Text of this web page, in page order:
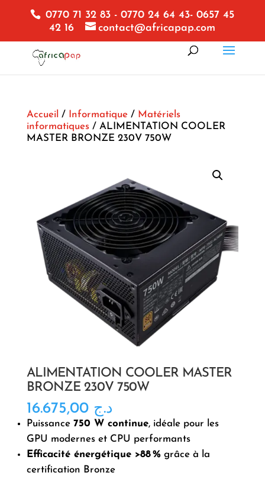
0770 71 32 83 - 0770 24 64 43- 0657 45
42 16
contact@africapap.com
Accueil / Informatique/ Matériels
informatiques/ ALIMENTATION COOLER
MASTER BRONZE 230V 750W
ALIMENTATION COOLER MASTER
BRONZE 230V 750W
د.ج 16.675,00
Puissance 750 W continue, idéale pour les
GPU modernes et CPU performants
Efficacité énergétique >88 %grâce à la
certification Bronze